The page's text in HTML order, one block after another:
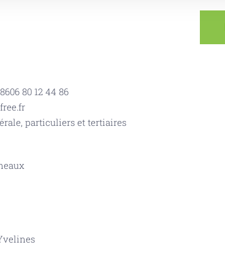
06 80 12 44 86
particuliers et tertiaires